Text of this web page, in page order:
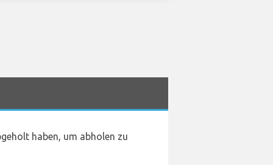
haben, um abholen zu